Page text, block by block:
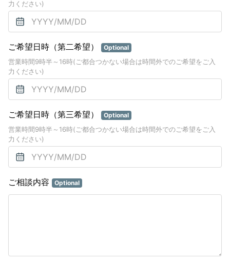
力ください)
ご希望日時（第二希望） Optional
営業時間9時半～16時(ご都合つかない場合は時間外でのご希望をご入
力ください)
ご希望日時（第三希望） Optional
営業時間9時半～16時(ご都合つかない場合は時間外でのご希望をご入
力ください)
ご相談内容 Optional